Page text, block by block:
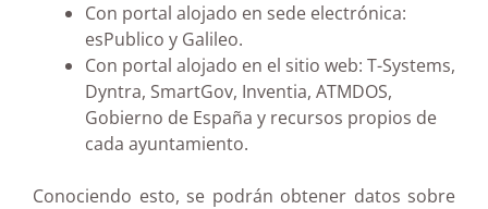
Con portal alojado en sede electrónica:
esPublico y Galileo.
Con portal alojado en el sitio web: T-Systems,
Dyntra, SmartGov, Inventia, ATMDOS,
Gobierno de España y recursos propios de
cada ayuntamiento.
Conociendo esto, se podrán obtener datos sobre